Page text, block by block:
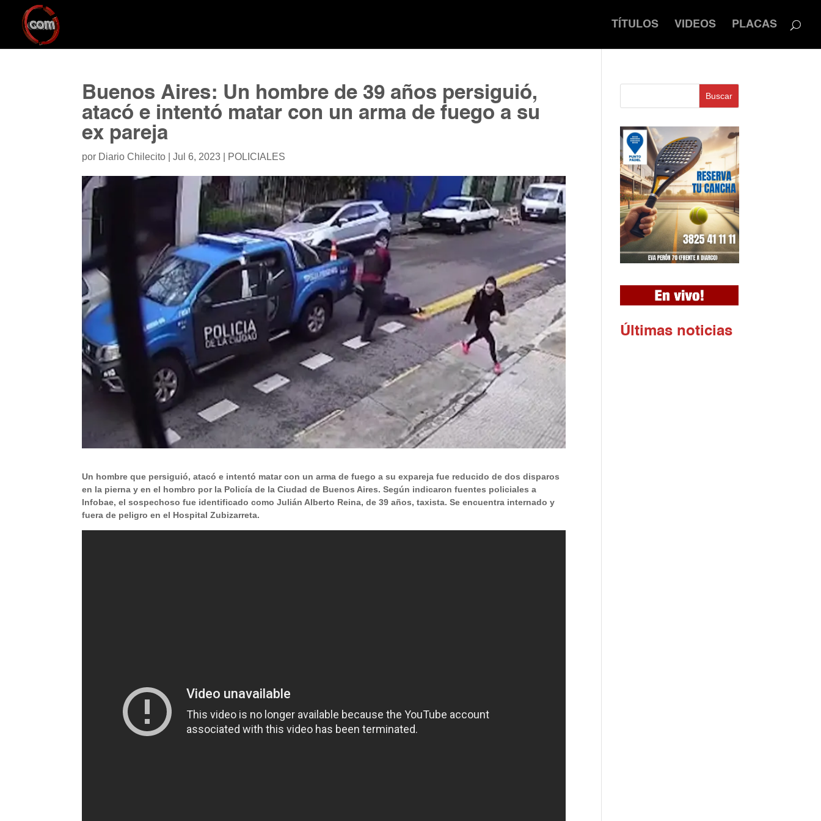
TÍTULOS VIDEOS PLACAS
Buenos Aires: Un hombre de 39 años persiguió,
atacó e intentó matar con un arma de fuego a su
ex pareja
por Diario Chilecito |Jul 6, 2023 POLICIALES
Un hombre que persiguió, atacó e intentó matar con un arma de fuego a su expareja fue reducido de dos disparos
en la pierna y en el hombro por la Policía de la Ciudad de Buenos Aires. Según indicaron fuentes policiales a
Infobae, el sospechoso fue identificado como Julián Alberto Reina, de 39 años, taxista. Se encuentra internado y
fuera de peligro en el Hospital Zubizarreta.
Buscar
Ú ltimas noticias